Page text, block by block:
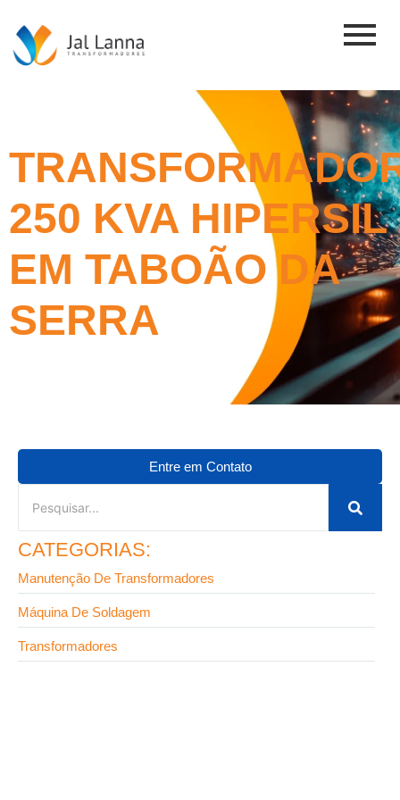
250 KVA HIPERSIL
EM TABOÃO DA
SERRA
Entre em Contato
CATEGORIAS:
Manutenção De Transformadores
Máquina De Soldagem
Transformadores